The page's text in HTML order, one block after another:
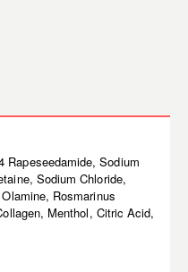
Rapeseedamide, Sodium
Sodium Chloride,
Rosmarinus
Menthol, Citric Acid,